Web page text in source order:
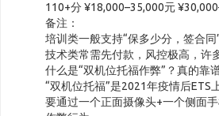
110+分 ¥18,000–35,000元
备注：
培训类一般支持“保多少分，签合同
技术类常需先付款，风控极高，许
什么是“双机位托福作弊”？真的靠
“双机位托福”是2021年疫情后ETS
要通过一个正面摄像头+一个侧面